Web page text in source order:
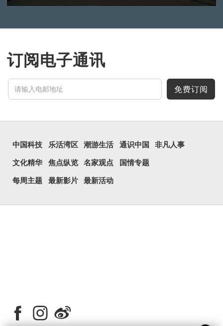
订阅电子通讯
免费订阅
中国科技 乐活湾区 潮游生活 通识中国 非凡人事
文化精华 焦点纵览 名家观点 国情专题
每周主题 最新影片 最新活动